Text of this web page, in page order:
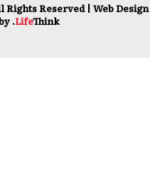
Rights Reserved | Web Design
.LifeThink